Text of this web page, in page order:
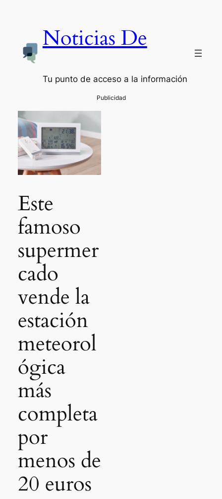
Noticias De
Tu punto de acceso a la información
Este
famoso
supermer
cado
vende la
estación
meteorol
ógica
más
completa
por
menos de
20 euros